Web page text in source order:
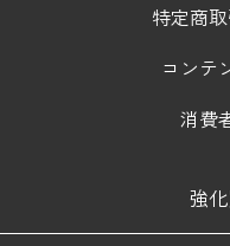
特定商
コンテ
消費
強